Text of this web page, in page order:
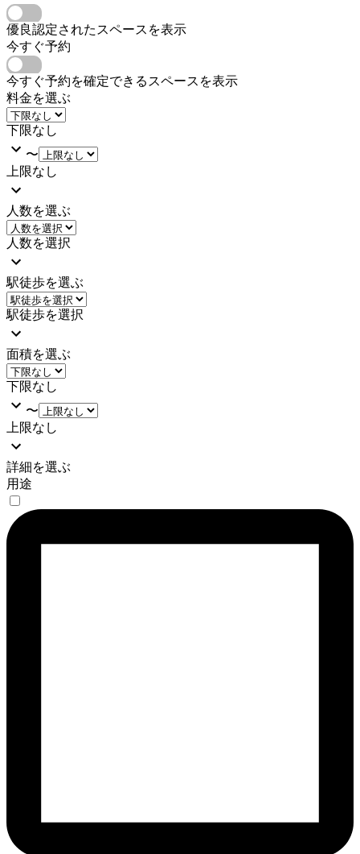
優良認定されたスペースを表示
今すぐ予約
今すぐ予約を確定できるスペースを表示
料金を選ぶ
下限なし
〜
上限なし
人数を選ぶ
人数を選択
駅徒歩を選ぶ
駅徒歩を選択
面積を選ぶ
下限なし
〜
上限なし
詳細を選ぶ
用途